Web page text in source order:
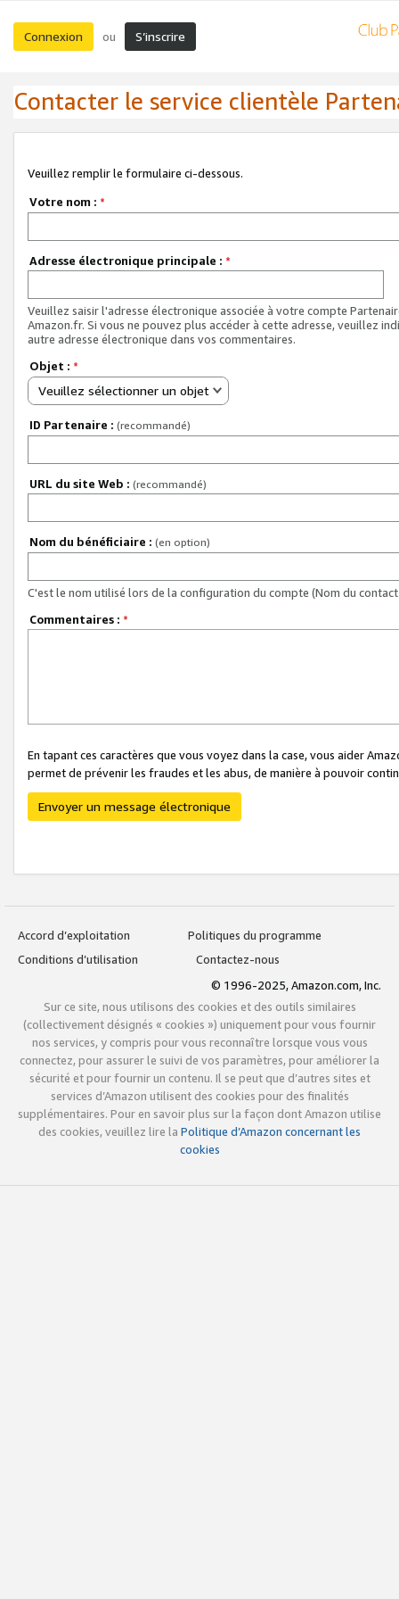
Connexion ou S’inscrire
Contacter le service clientèle
Veuillez remplir le formulaire ci-dessous.
Votre nom : *
Adresse électronique principale : *
Veuillez saisir l'adresse électronique associée à votre compte
Amazon.fr. Si vous ne pouvez plus accéder à cette adresse, veuillez
autre adresse électronique dans vos commentaires.
Objet : *
Veuillez sélectionner un objet
ID Partenaire : (recommandé)
URL du site Web : (recommandé)
Nom du bénéficiaire : (en option)
C'est le nom utilisé lors de la configuration du compte (Nom du
Commentaires : *
En tapant ces caractères que vous voyez dans la case, vous aider
permet de prévenir les fraudes et les abus, de manière à pouvoir
Envoyer un message électronique
Accord d’exploitation
Politiques du programme
Conditions d’utilisation
Contactez-nous
© 1996-2025, Amazon.com, Inc.
Sur ce site, nous utilisons des cookies et des outils similaires
(collectivement désignés « cookies ») uniquement pour vous fournir
nos services, y compris pour vous reconnaître lorsque vous vous
connectez, pour assurer le suivi de vos paramètres, pour améliorer la
sécurité et pour fournir un contenu. Il se peut que d’autres sites et
services d’Amazon utilisent des cookies pour des finalités
supplémentaires. Pour en savoir plus sur la façon dont Amazon utilise
des cookies, veuillez lire la Politique d’Amazon concernant les
cookies